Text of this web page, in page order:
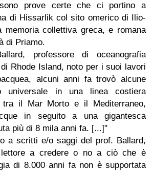
prove certe che ci portino a
di Hissarlik col sito omerico di Ilio-
memoria collettiva greca, e romana
di Priamo.
professore di oceanografia
Rhode Island, noto per i suoi lavori
alcuni anni fa trovò alcune
universale in una linea costiera
tra il Mar Morto e il Mediterraneo,
in seguito a una gigantesca
più di 8 mila anni fa. [...]"
a scritti e/o saggi del prof. Ballard,
a credere o no a ciò che è
di 8.000 anni fa non è supportata